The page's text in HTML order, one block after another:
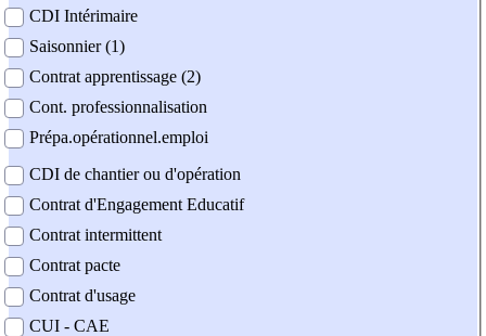
CDI Intérimaire
Saisonnier (1)
Contrat apprentissage (2)
Cont. professionnalisation
Prépa.opérationnel.emploi
CDI de chantier ou d'opération
Contrat d'Engagement Educatif
Contrat intermittent
Contrat pacte
Contrat d'usage
CUI - CAE